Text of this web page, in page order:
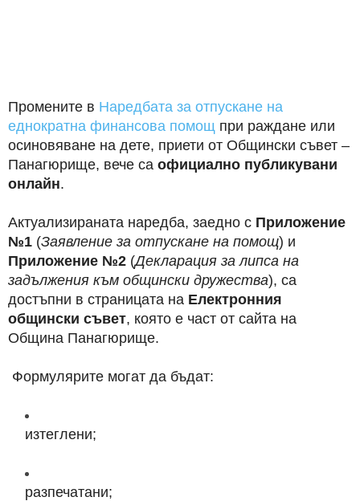
Промените в Наредбата за отпускане на
еднократна финансова помощ при раждане или
осиновяване на дете, приети от Общински съвет –
Панагюрище, вече са официално публикувани
онлайн.
Актуализираната наредба, заедно с Приложение
№1 (Заявление за отпускане на помощ) и
Приложение №2 (Декларация за липса на
задължения към общински дружества), са
достъпни в страницата на Електронния
общински съвет, която е част от сайта на
Община Панагюрище.
Формулярите могат да бъдат:
изтеглени;
разпечатани;